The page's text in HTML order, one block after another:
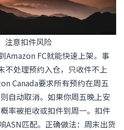
注意扣件风险
Amazon FC就能快速上架。事
不处理预约入仓，只收件不上
Canada要求所有预约在周五
自动取消。如果你周五晚上安
率被拒收或扣件到周一。扣件
ASN匹配。正确做法：周末出货